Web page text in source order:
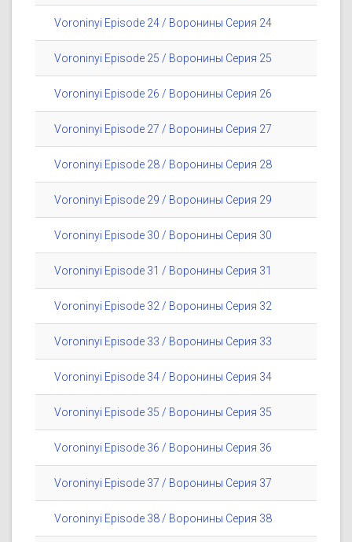
Voroninyi Episode 24 / Воронины Серия 24
Voroninyi Episode 25 / Воронины Серия 25
Voroninyi Episode 26 / Воронины Серия 26
Voroninyi Episode 27 / Воронины Серия 27
Voroninyi Episode 28 / Воронины Серия 28
Voroninyi Episode 29 / Воронины Серия 29
Voroninyi Episode 30 / Воронины Серия 30
Voroninyi Episode 31 / Воронины Серия 31
Voroninyi Episode 32 / Воронины Серия 32
Voroninyi Episode 33 / Воронины Серия 33
Voroninyi Episode 34 / Воронины Серия 34
Voroninyi Episode 35 / Воронины Серия 35
Voroninyi Episode 36 / Воронины Серия 36
Voroninyi Episode 37 / Воронины Серия 37
Voroninyi Episode 38 / Воронины Серия 38